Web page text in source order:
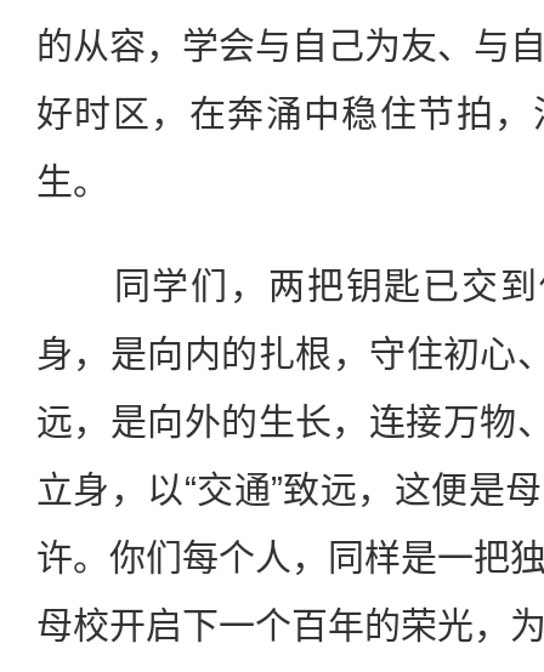
的从容，学会与自己为友、与
好时区，在奔涌中稳住节拍
生。
同学们，两把钥匙已交到
身，是向内的扎根，守住初心
远，是向外的生长，连接万物
立身，以“交通”致远，这便是
许。你们每个人，同样是一把
母校开启下一个百年的荣光，